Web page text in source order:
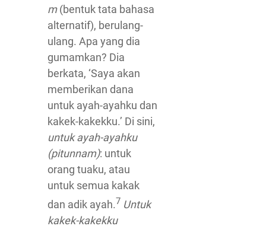
m(bentuk tata bahasa
alternatif), berulang-
ulang. Apa yang dia
gumamkan? Dia
berkata, ‘Saya akan
memberikan dana
untuk ayah-ayahku dan
kakek-kakekku.’ Di sini,
untuk ayah-ayahku
(pitunnam): untuk
orang tuaku, atau
untuk semua kakak
dan adik ayah.7 Untuk
kakek-kakekku